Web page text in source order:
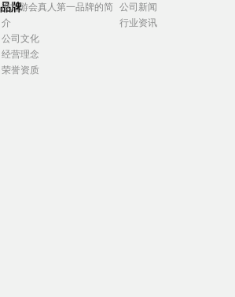
品牌
j9九游会真人第一品牌的简
介
公司文化
经营理念
荣誉资质
公司新闻
行业资讯